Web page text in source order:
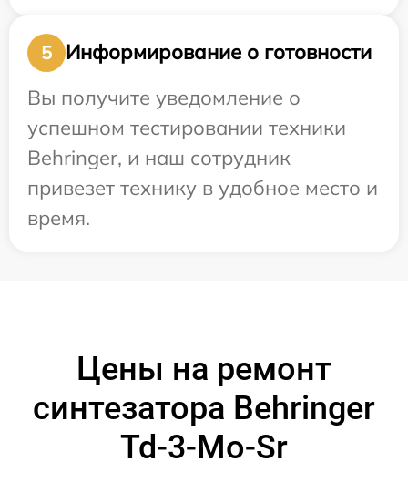
5
Информирование о готовности
Вы получите уведомление о
успешном тестировании техники
Behringer, и наш сотрудник
привезет технику в удобное место и
время.
Цены на ремонт
синтезатора Behringer
Td-3-Mo-Sr